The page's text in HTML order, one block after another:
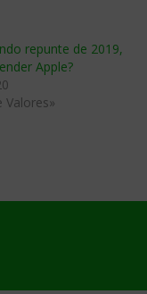
repunte de 2019,
Apple?
Valores»